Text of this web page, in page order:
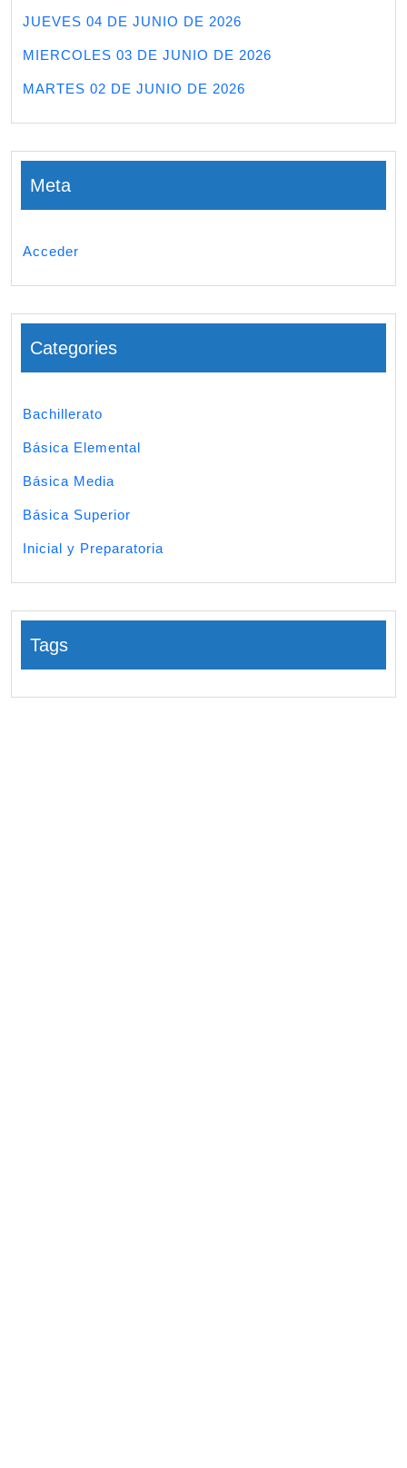
JUEVES 04 DE JUNIO DE 2026
MIERCOLES 03 DE JUNIO DE 2026
MARTES 02 DE JUNIO DE 2026
Meta
Acceder
Categories
Bachillerato
Básica Elemental
Básica Media
Básica Superior
Inicial y Preparatoria
Tags